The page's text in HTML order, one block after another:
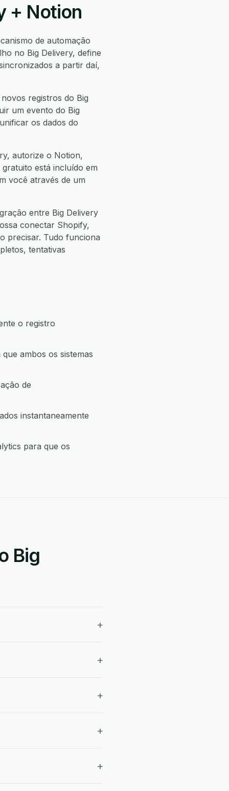
+ Notion
de automação
no Big Delivery, define
a partir daí,
registros do Big
um evento do Big
os dados do
autorize o Notion,
está incluído em
você através de um
entre Big Delivery
conectar Shopify,
precisar. Tudo funciona
tentativas
o registro
ambos os sistemas
de
instantaneamente
para que os
Big
+
+
+
+
+